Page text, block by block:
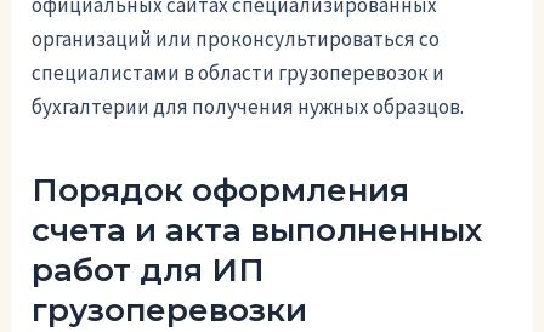
организаций или проконсультироваться со
специалистами в области грузоперевозок и
бухгалтерии для получения нужных образцов.
Порядок оформления
счета и акта выполненных
работ для ИП
грузоперевозки